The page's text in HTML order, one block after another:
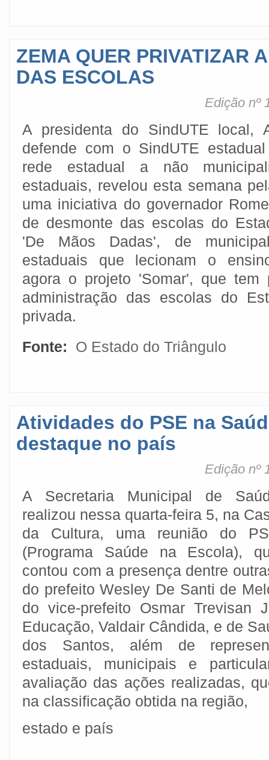
ZEMA QUER PRIVATIZAR
DAS ESCOLAS
Edição nº
A presidenta do SindUTE local,
defende com o SindUTE
rede estadual a não
estaduais, revelou esta semana
uma iniciativa do governador
de desmonte das escolas do
'De Mãos Dadas', de
estaduais que lecionam o
agora o projeto 'Somar', que tem
administração das escolas do
privada.
Fonte:
O Estado do Triângulo
Atividades do PSE na
destaque no país
Edição nº
A Secretaria Municipal de
realizou nessa quarta-feira 5, na
da Cultura, uma reunião do
(Programa Saúde na Escola),
contou com a presença dentre
do prefeito Wesley De Santi de
do vice-prefeito Osmar Trevisan
Educação, Valdair Cândida, e de
dos Santos, além de
estaduais, municipais e
avaliação das ações realizadas,
na classificação obtida na região,
estado e país